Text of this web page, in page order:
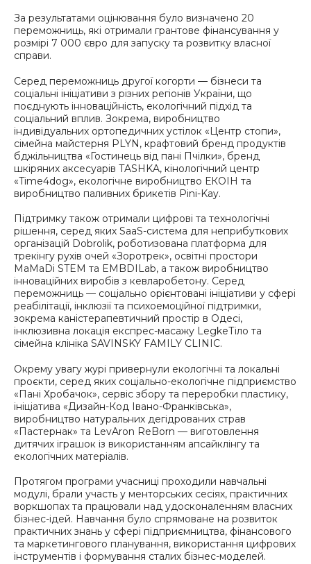
За результатами оцінювання було визначено 20
переможниць, які отримали грантове фінансування у
розмірі 7 000 євро для запуску та розвитку власної
справи.
Серед переможниць другої когорти — бізнеси та
соціальні ініціативи з різних регіонів України, що
поєднують інноваційність, екологічний підхід та
соціальний вплив. Зокрема, виробництво
індивідуальних ортопедичних устілок «Центр стопи»,
сімейна майстерня PLYN, крафтовий бренд продуктів
бджільництва «Гостинець від пані Пчілки», бренд
шкіряних аксесуарів TASHKA, кінологічний центр
«Time4dog», екологічне виробництво ЕКОІН та
виробництво паливних брикетів Pini-Kay.
Підтримку також отримали цифрові та технологічні
рішення, серед яких SaaS-система для неприбуткових
організацій Dobrolik, роботизована платформа для
трекінгу рухів очей «Зоротрек», освітні простори
MaMaDi STEM та EMBDILab, а також виробництво
інноваційних виробів з кевларобетону. Серед
переможниць — соціально орієнтовані ініціативи у сфері
реабілітації, інклюзії та психоемоційної підтримки,
зокрема каністерапевтичний простір в Одесі,
інклюзивна локація експрес-масажу LegkeТіло та
сімейна клініка SAVINSKY FAMILY CLINIC.
Окрему увагу журі привернули екологічні та локальні
проєкти, серед яких соціально-екологічне підприємство
«Пані Хробачок», сервіс збору та переробки пластику,
ініціатива «Дизайн-Код Івано-Франківська»,
виробництво натуральних дегідрованих страв
«Пастернак» та LevAron ReBorn — виготовлення
дитячих іграшок із використанням апсайклінгу та
екологічних матеріалів.
Протягом програми учасниці проходили навчальні
модулі, брали участь у менторських сесіях, практичних
воркшопах та працювали над удосконаленням власних
бізнес-ідей. Навчання було спрямоване на розвиток
практичних знань у сфері підприємництва, фінансового
та маркетингового планування, використання цифрових
інструментів і формування сталих бізнес-моделей.